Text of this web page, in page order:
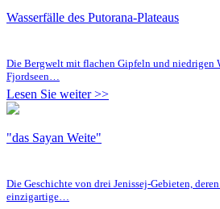
Wasserfälle des Putorana-Plateaus
Die Bergwelt mit flachen Gipfeln und niedrigen
Fjordseen…
Lesen Sie weiter >>
"das Sayan Weite"
Die Geschichte von drei Jenissej-Gebieten,
einzigartige…